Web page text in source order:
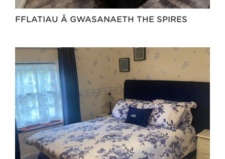
FFLATIAU Â GWASANAETH THE SPIRES